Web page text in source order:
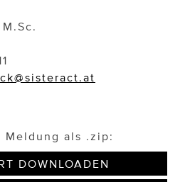
als .zip:
DOWNLOADEN